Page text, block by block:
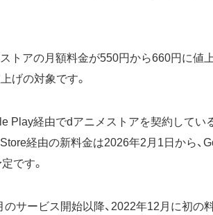
トアの月額料金が550円から660円に値
げの対象です。
Play経由でdアニメストアを契約してい
経由の新料金は2026年2月1日から、
です。
サービス開始以降、2022年12月に初の